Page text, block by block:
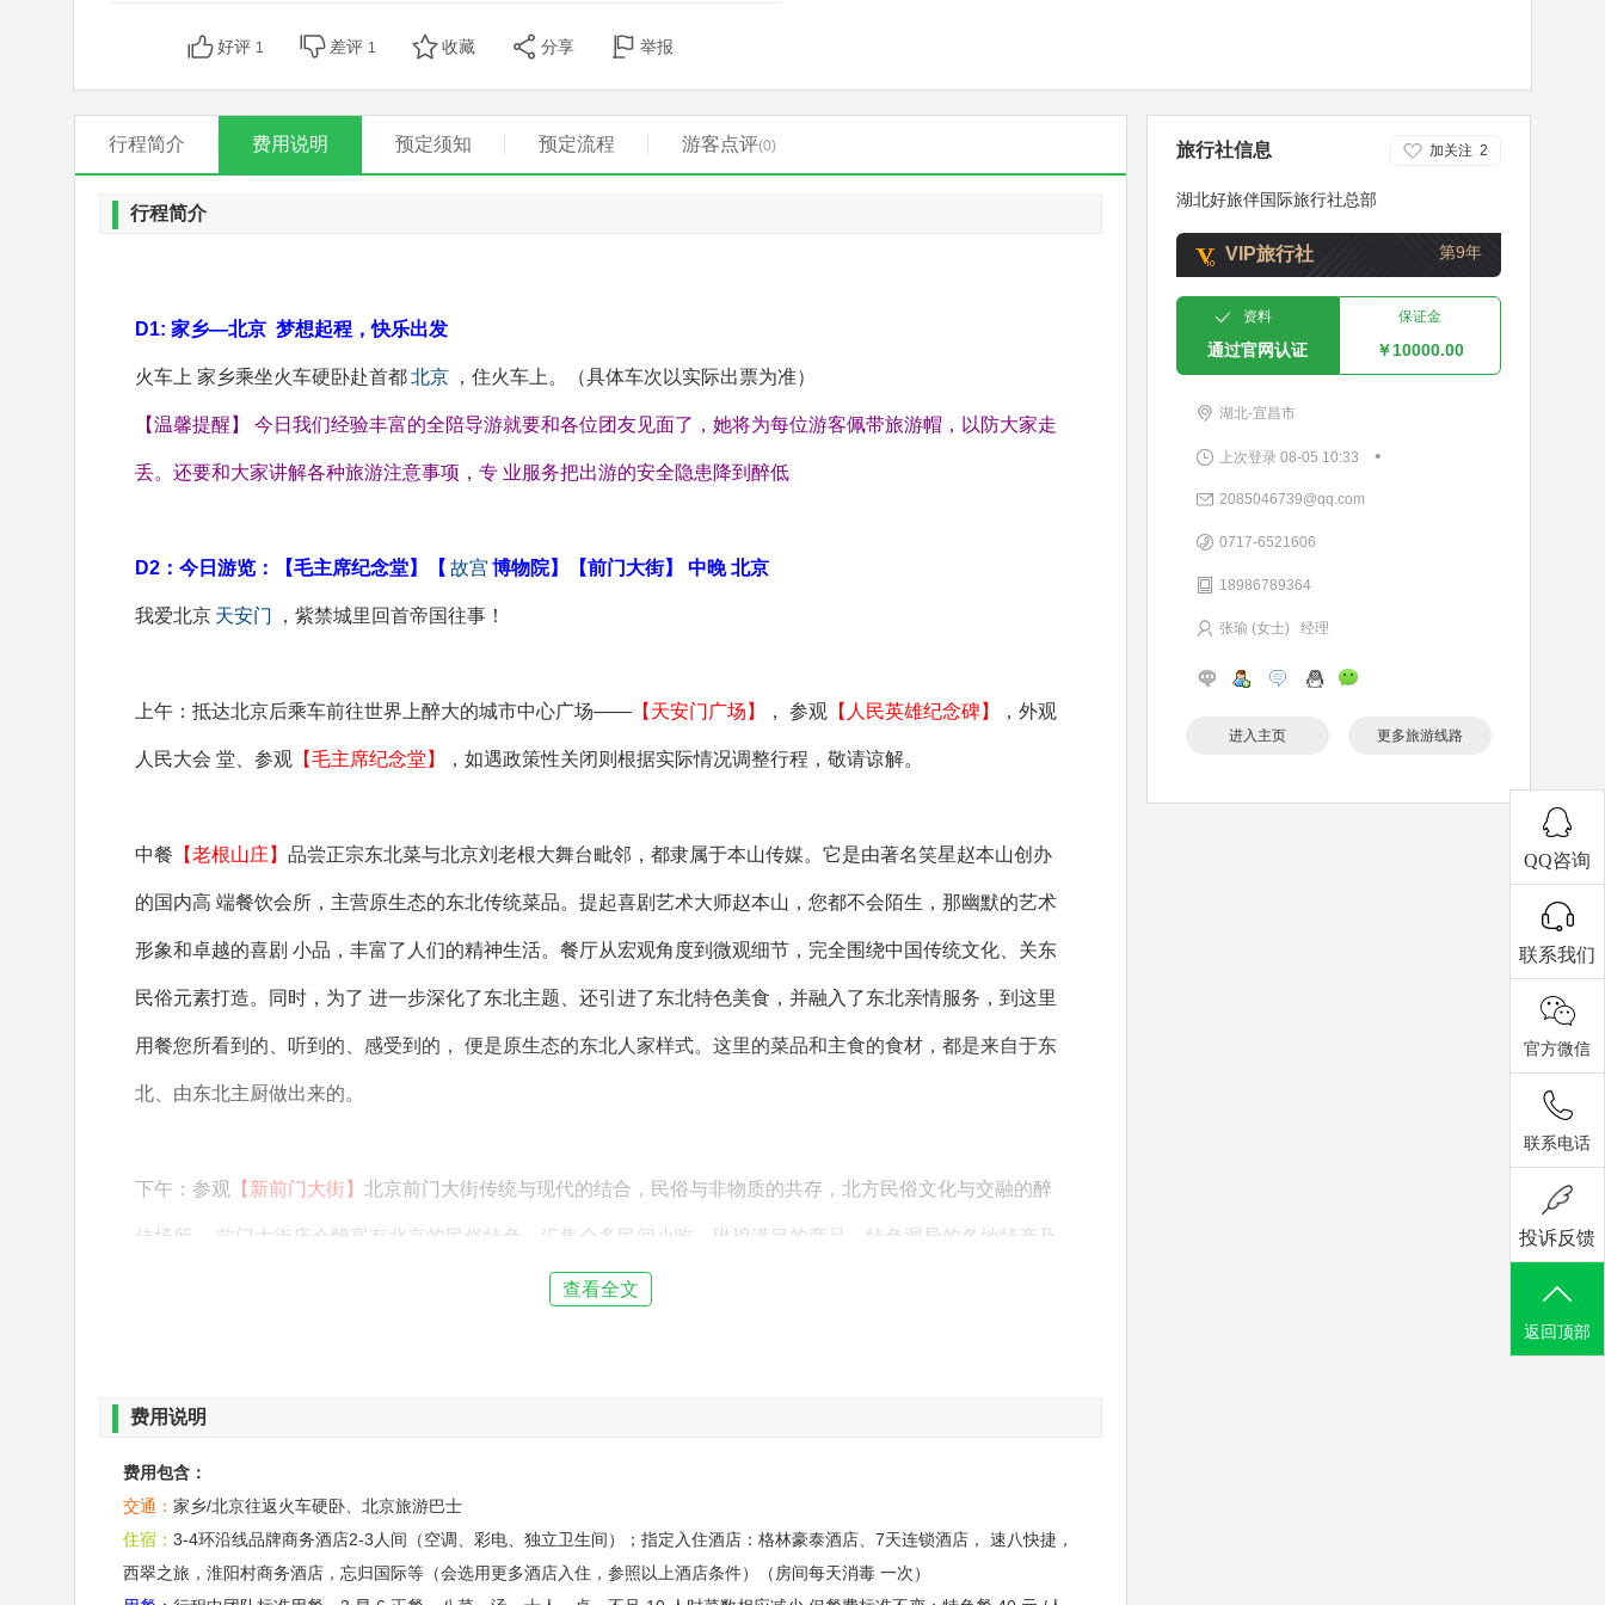
好评 1 差评 1 收藏 分享 举报
行程简介 费用说明 预定须知 预定流程 游客点评(0)
行程简介
D1: 家乡—北京 梦想起程，快乐出发
火车上 家乡乘坐火车硬卧赴首都北京 ，住火车上。（具体车次以实际出票为准）
【温馨提醒】 今日我们经验丰富的全陪导游就要和各位团友见面了，她将为每位游客佩带旅游帽，以防大家走
丢。还要和大家讲解各种旅游注意事项，专 业服务把出游的安全隐患降到醉低
D2：今日游览：【毛主席纪念堂】【 故宫 博物院】【前门大街】 中晚 北京
我爱北京 天安门 ，紫禁城里回首帝国往事！
上午：抵达北京后乘车前往世界上醉大的城市中心广场—— 【天安门广场】 ， 参观 【人民英雄纪念碑】 ，外观
人民大会 堂、参观 【毛主席纪念堂】 ，如遇政策性关闭则根据实际情况调整行程，敬请谅解。
中餐 【老根山庄】 品尝正宗东北菜与北京刘老根大舞台毗邻，都隶属于本山传媒。它是由著名笑星赵本山创办
的国内高 端餐饮会所，主营原生态的东北传统菜品。提起喜剧艺术大师赵本山，您都不会陌生，那幽默的艺术
形象和卓越的喜剧 小品，丰富了人们的精神生活。餐厅从宏观角度到微观细节，完全围绕中国传统文化、关东
民俗元素打造。同时，为了 进一步深化了东北主题、还引进了东北特色美食，并融入了东北亲情服务，到这里
用餐您所看到的、听到的、感受到的， 便是原生态的东北人家样式。这里的菜品和主食的食材，都是来自于东
北、由东北主厨做出来的。
下午：参观 【新前门大街】 北京前门大街传统与现代的结合，民俗与非物质的共存，北方民俗文化与交融的醉
佳场所。 前门大街庙会醉富有北京的民俗特色，汇集众多民间小吃、琳琅满目的商品、特色迥异的各地特产及
丰富多彩的文化活 动等元素，形成一幅绝无仅有的现代民俗画卷。感受手拿糖葫芦，听着各式各样的叫卖，品
西六宫精巧的陈设和内廷园囿雅致 的格局，捕捉宫廷生活的温婉气息;可以从养心殿东暖阁卷起的黄纱帘中，追
溯百年前中华民族内忧外患的历史沧桑。以 及醉新开放的“甄嬛旧居”寿康宫等皇家建筑，探访神秘的皇宫内院
查看全文
费用说明
费用包含：
交通： 家乡/北京往返火车硬卧、北京旅游巴士
住宿： 3-4环沿线品牌商务酒店2-3人间（空调、彩电、独立卫生间）；指定入住酒店：格林豪泰酒店、7天连锁酒店， 速八快捷，
西翠之旅，淮阳村商务酒店，忘归国际等（会选用更多酒店入住，参照以上酒店条件）（房间每天消毒 一次）
旅行社信息 加关注 2
湖北好旅伴国际旅行社总部
VIP旅行社 第9年
资料
通过官网认证
保证金
￥10000.00
湖北-宜昌市
上次登录 08-05 10:33 •
2085046739@qq.com
0717-6521606
18986789364
张瑜 (女士) 经理
进入主页 更多旅游线路
QQ咨询
联系我们
官方微信
联系电话
投诉反馈
返回顶部